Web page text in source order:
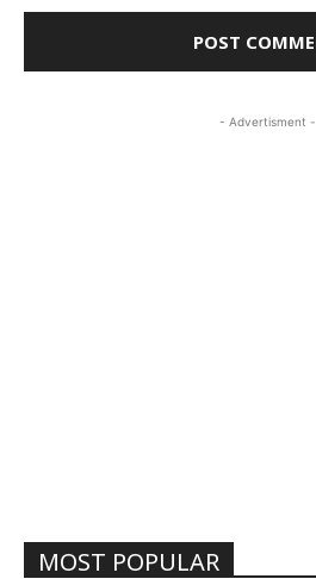
- Advertisment -
MOST POPULAR